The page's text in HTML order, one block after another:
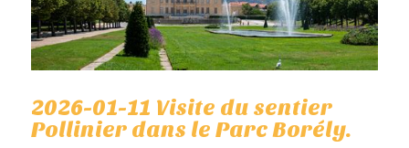
2026-01-11 Visite du sentier
Pollinier dans le Parc Borély.